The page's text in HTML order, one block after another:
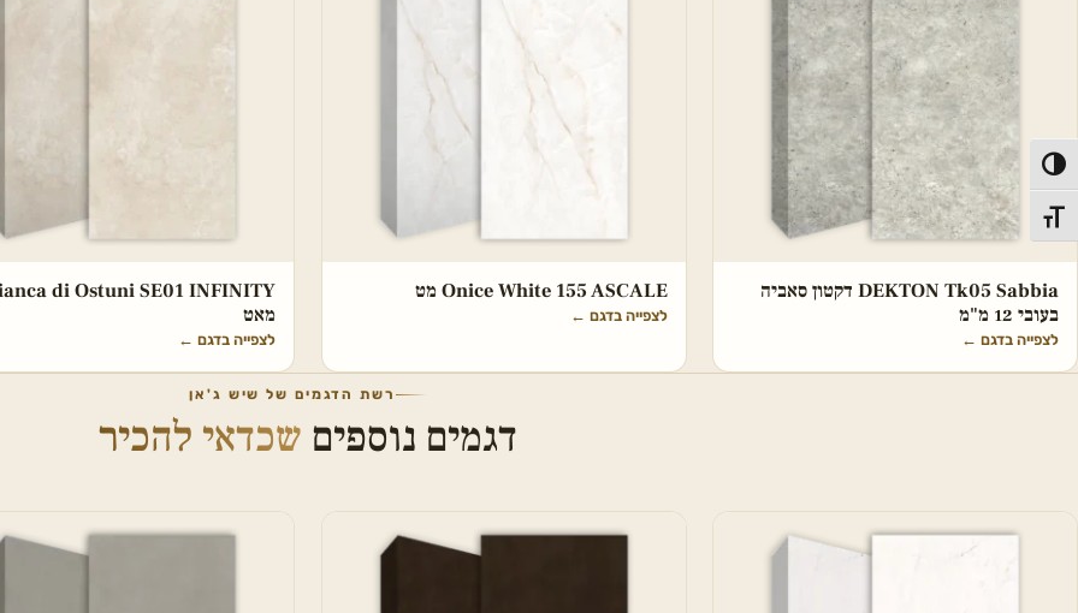
הפעל/כבה ניגודיות גבוהה
מתג גודל גופן
DEKTON Tk05 Sabbia דקטון סאביה
בעובי 12 מ"מ
לצפייה בדגם ←
Onice White 155 ASCALE מט
לצפייה בדגם ←
di Ostuni SE01 INFINITY
מאט
לצפייה בדגם ←
רשת הדגמים של שיש ג'אן
דגמים נוספים שכדאי להכיר